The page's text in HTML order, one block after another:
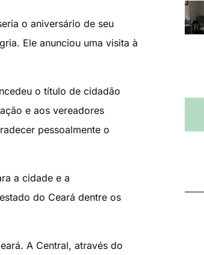
o aniversário de seu
Ele anunciou uma visita à
o título de cidadão
e aos vereadores
pessoalmente o
a cidade e a
do Ceará dentre os
A Central, através do